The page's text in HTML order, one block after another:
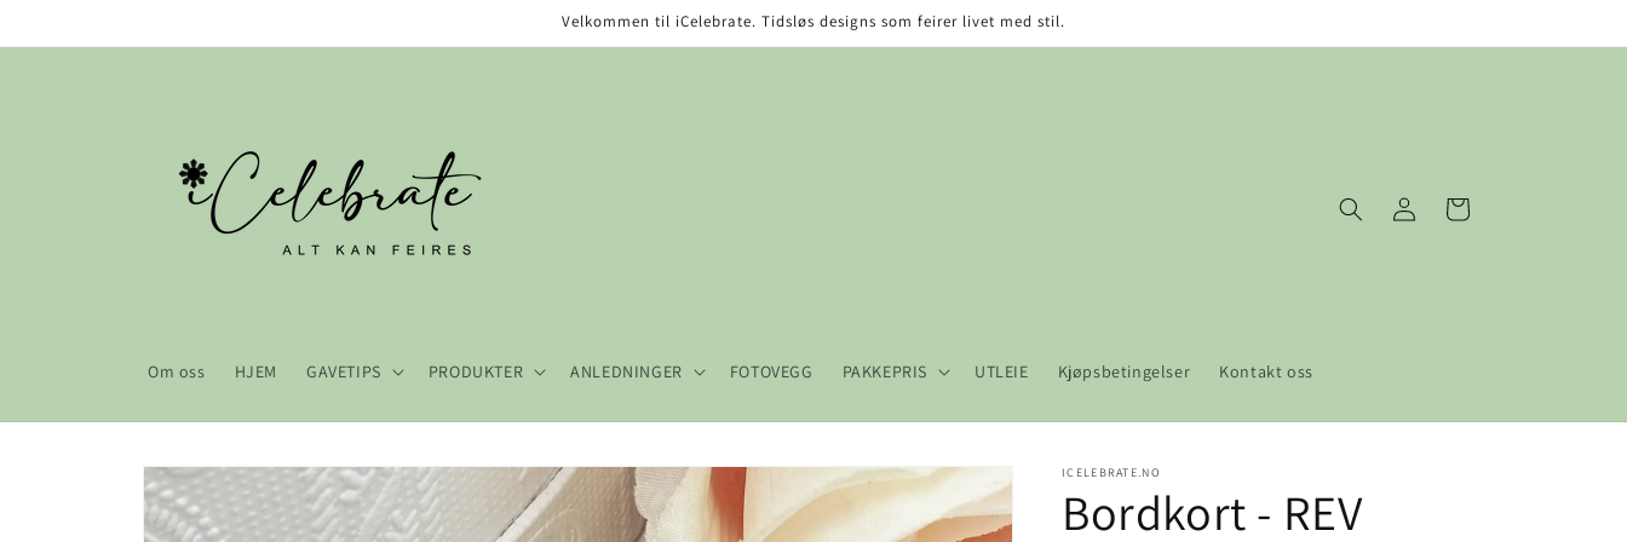
innholdet
Velkommen til iCelebrate. Tidsløs designs som feirer livet med stil.
Om oss HJEM GAVETIPS PRODUKTER ANLEDNINGER FOTOVEGG PAKKEPRIS UTLEIE Kjøpsbetingelser Kontakt oss
inn
Handlekurv
Hopp til
produktinformasjon
ICELEBRATE.NO
Bordkort - REV